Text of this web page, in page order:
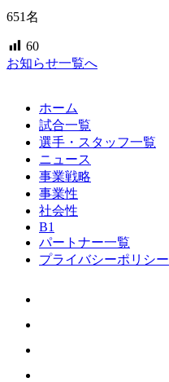
651名
60
お知らせ一覧へ
ホーム
試合一覧
選手・スタッフ一覧
ニュース
事業戦略
事業性
社会性
B1
パートナー一覧
プライバシーポリシー